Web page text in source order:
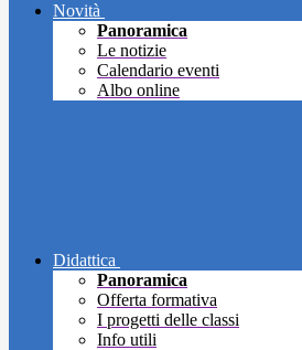
Novità
Panoramica
Le notizie
Calendario eventi
Albo online
Didattica
Panoramica
Offerta formativa
I progetti delle classi
Info utili